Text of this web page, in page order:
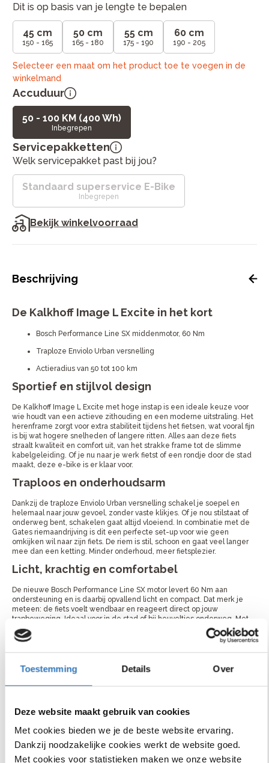
Toestemming Details Over
Deze website maakt gebruik van cookies
Met cookies bieden we je de beste website ervaring.
Dankzij noodzakelijke cookies werkt de website goed.
Met cookies voor statistieken maken we onze website
Dit is op basis van je lengte te bepalen
45 cm
150 - 165
50 cm
165 - 180
55 cm
175 - 190
60 cm
190 - 205
Selecteer een maat om het product toe te voegen in de
winkelmand
Accuduur
50 - 100 KM (400 Wh)
Inbegrepen
Servicepakketten
Welk servicepakket past bij jou?
Standaard superservice E-Bike
Inbegrepen
Bekijk winkelvoorraad
Beschrijving
De Kalkhoff Image L Excite in het kort
Bosch Performance Line SX middenmotor, 60 Nm
Traploze Enviolo Urban versnelling
Actieradius van 50 tot 100 km
Sportief en stijlvol design
De Kalkhoff Image L Excite met hoge instap is een ideale keuze voor
wie houdt van een actieve zithouding en een moderne uitstraling. Het
herenframe zorgt voor extra stabiliteit tijdens het fietsen, wat vooral fijn
is bij wat hogere snelheden of langere ritten. Alles aan deze fiets
straalt kwaliteit en comfort uit, van het strakke frame tot de slimme
kabelgeleiding. Of je nu naar je werk fietst of een rondje door de stad
maakt, deze e-bike is er klaar voor.
Traploos en onderhoudsarm
Dankzij de traploze Enviolo Urban versnelling schakel je soepel en
helemaal naar jouw gevoel, zonder vaste klikjes. Of je nou stilstaat of
onderweg bent, schakelen gaat altijd vloeiend. In combinatie met de
Gates riemaandrijving is dit een perfecte set-up voor wie geen
omkijken wil naar zijn fiets. De riem is stil, schoon en gaat veel langer
mee dan een ketting. Minder onderhoud, meer fietsplezier.
Licht, krachtig en comfortabel
De nieuwe Bosch Performance Line SX motor levert 60 Nm aan
ondersteuning en is daarbij opvallend licht en compact. Dat merk je
meteen: de fiets voelt wendbaar en reageert direct op jouw
trapbeweging. Ideaal voor in de stad of bij heuveltjes onderweg. Met
hydraulische schijfremmen rem je krachtig en gecontroleerd, ook bij
nat weer. En dankzij de geveerde zadelpen en voorvork rij je altijd
Onze service
Wij vinden het belangrijk dat jij de juiste fiets uitkiest. Heb je hulp
Als je de fiets online bestelt kan je hem bij je favoriete fietsenmaker